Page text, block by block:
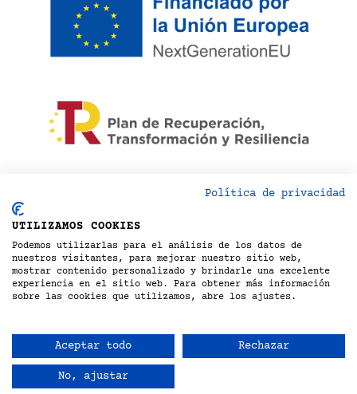
Financiado por la Unión Europea – NextGenerationEU.
expresadas son únicamente los del autor o autores y
o la Comisión Europea. Ni la Unión Europea ni la
Comisión Europea pueden ser consideradas
responsables de las mismas
Política de privacidad
Política de
cookies-Declaración de accesibilidad
-Mapa web
Política de privacidad
UTILIZAMOS COOKIES
Podemos utilizarlas para el análisis de los datos de
nuestros visitantes, para mejorar nuestro sitio web,
mostrar contenido personalizado y brindarle una excelente
experiencia en el sitio web. Para obtener más información
sobre las cookies que utilizamos, abre los ajustes.
Aceptar todo Rechazar
No, ajustar